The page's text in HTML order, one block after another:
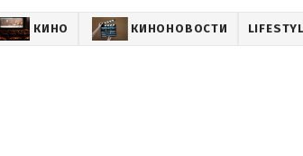
КИНО КИНОНОВОСТИ